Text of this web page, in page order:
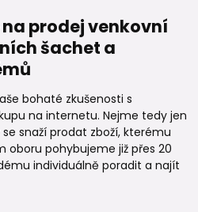
prodej venkovní
šachet a
bohaté zkušenosti s
na internetu. Nejme tedy jen
snaží prodat zboží, kterému
oboru pohybujeme již přes 20
individuálně poradit a najít